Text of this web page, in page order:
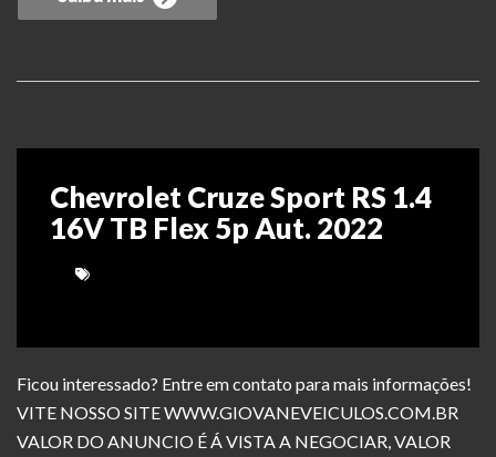
Chevrolet Cruze Sport RS 1.4
16V TB Flex 5p Aut. 2022
Ficou interessado? Entre em contato para mais informações!
VITE NOSSO SITE WWW.GIOVANEVEICULOS.COM.BR
VALOR DO ANUNCIO É Á VISTA A NEGOCIAR, VALOR